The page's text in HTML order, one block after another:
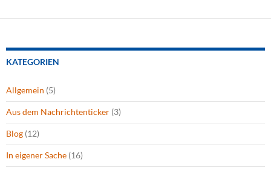
KATEGORIEN
Allgemein (5)
Aus dem Nachrichtenticker (3)
Blog (12)
In eigener Sache (16)